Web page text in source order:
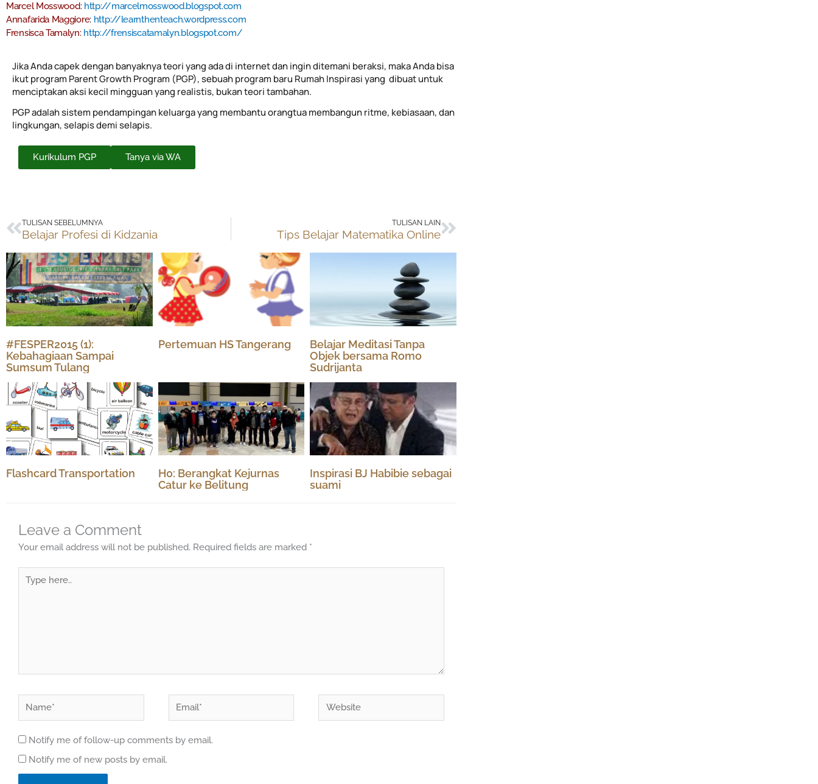
Marcel Mosswood: http://marcelmosswood.blogspot.com
Annafarida Maggiore: http://learnthenteach.wordpress.com
Frensisca Tamalyn: http://frensiscatamalyn.blogspot.com/
Jika Anda capek dengan banyaknya teori yang ada di internet dan ingin ditemani beraksi, maka Anda bisa
ikut program Parent Growth Program (PGP), sebuah program baru Rumah Inspirasi yang dibuat untuk
menciptakan aksi kecil mingguan yang realistis, bukan teori tambahan.
PGP adalah sistem pendampingan keluarga yang membantu orangtua membangun ritme, kebiasaan, dan
lingkungan, selapis demi selapis.
Kurikulum PGP Tanya via WA
Prev
TULISAN SEBELUMNYA
Belajar Profesi di Kidzania
TULISAN LAIN
Tips Belajar Matematika Online
Next
#FESPER2015 (1):
Kebahagiaan Sampai
Sumsum Tulang
Pertemuan HS Tangerang
Belajar Meditasi Tanpa
Objek bersama Romo
Sudrijanta
Flashcard Transportation
H0: Berangkat Kejurnas
Catur ke Belitung
Inspirasi BJ Habibie sebagai
suami
Leave a Comment
Your email address will not be published. Required fields are marked *
here..
Notify me of follow-up comments by email.
Notify me of new posts by email.